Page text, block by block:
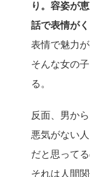
り。容姿が
話で表情が
表情で魅力が
そんな女の
る。
反面、男か
悪気がない
だと思ってる
それは人間